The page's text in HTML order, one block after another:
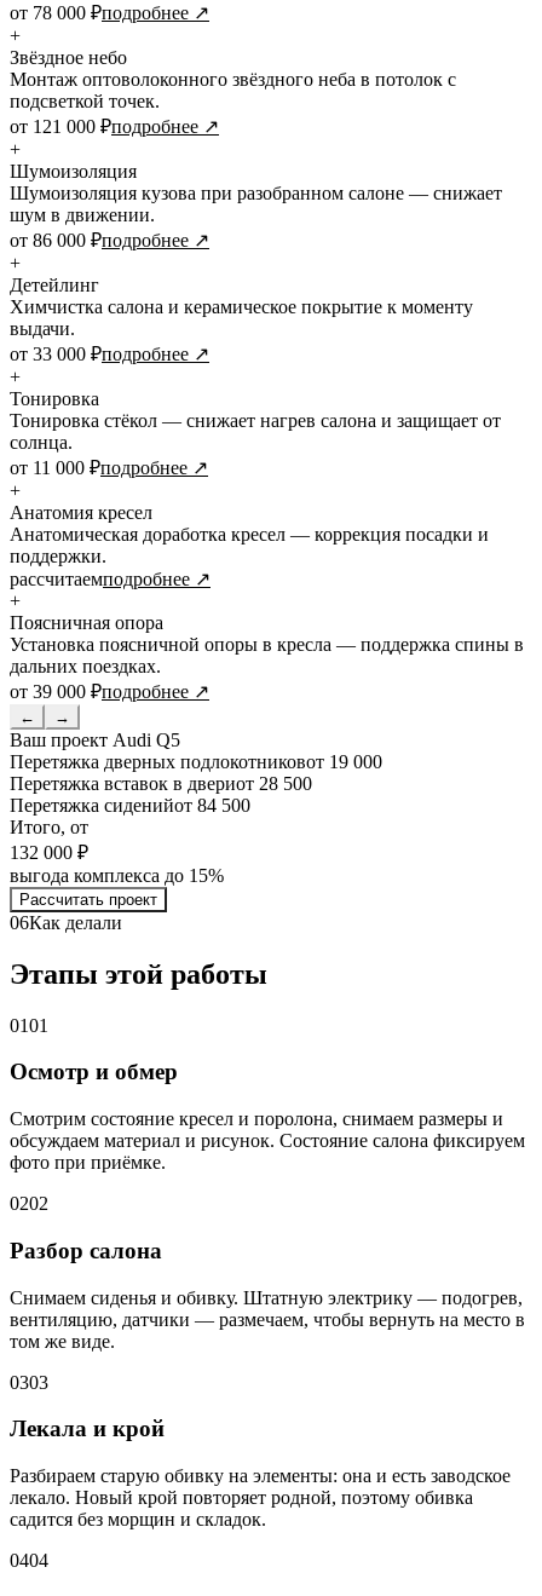
от 78 000 ₽подробнее ↗
+
Звёздное небо
Монтаж оптоволоконного звёздного неба в потолок с
подсветкой точек.
от 121 000 ₽подробнее ↗
+
Шумоизоляция
Шумоизоляция кузова при разобранном салоне — снижает
шум в движении.
от 86 000 ₽подробнее ↗
+
Детейлинг
Химчистка салона и керамическое покрытие к моменту
выдачи.
от 33 000 ₽подробнее ↗
+
Тонировка
Тонировка стёкол — снижает нагрев салона и защищает от
солнца.
от 11 000 ₽подробнее ↗
+
Анатомия кресел
Анатомическая доработка кресел — коррекция посадки и
поддержки.
рассчитаемподробнее ↗
+
Поясничная опора
Установка поясничной опоры в кресла — поддержка спины в
дальних поездках.
от 39 000 ₽подробнее ↗
← →
Ваш проект Audi Q5
Перетяжка дверных подлокотниковот 19 000
Перетяжка вставок в двериот 28 500
Перетяжка сиденийот 84 500
Итого, от
132 000 ₽
выгода комплекса до 15%
Рассчитать проект
06Как делали
Этапы этой работы
0101
Осмотр и обмер
Смотрим состояние кресел и поролона, снимаем размеры и
обсуждаем материал и рисунок. Состояние салона фиксируем
фото при приёмке.
0202
Разбор салона
Снимаем сиденья и обивку. Штатную электрику — подогрев,
вентиляцию, датчики — размечаем, чтобы вернуть на место в
том же виде.
0303
Лекала и крой
Разбираем старую обивку на элементы: она и есть заводское
лекало. Новый крой повторяет родной, поэтому обивка
садится без морщин и складок.
0404